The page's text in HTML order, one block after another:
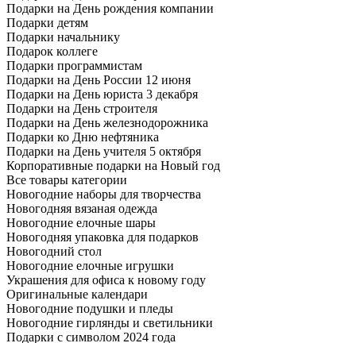
Подарки на День рождения компании
Подарки детям
Подарки начальнику
Подарок коллеге
Подарки программистам
Подарки на День России 12 июня
Подарки на День юриста 3 декабря
Подарки на День строителя
Подарки на День железнодорожника
Подарки ко Дню нефтяника
Подарки на День учителя 5 октября
Корпоративные подарки на Новый год
Все товары категории
Новогодние наборы для творчества
Новогодняя вязаная одежда
Новогодние елочные шары
Новогодняя упаковка для подарков
Новогодний стол
Новогодние елочные игрушки
Украшения для офиса к новому году
Оригинальные календари
Новогодние подушки и пледы
Новогодние гирлянды и светильники
Подарки с символом 2024 года